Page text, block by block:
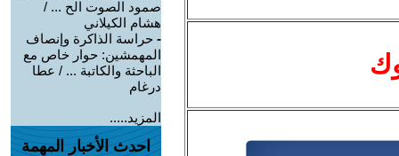
صمود الصوت الح ... /
هشام الكيلاني
- حراسة الذاكرة وإنصاف
المهمشين: حوار خاص مع
الباحثة والكاتبة ... / عطا
درغام
المزيد.....
احدث الأخبار المهمة